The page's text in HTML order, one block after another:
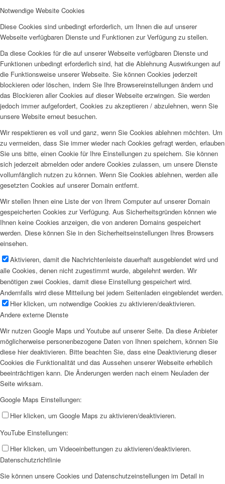
Notwendige Website Cookies
Diese Cookies sind unbedingt erforderlich, um Ihnen die auf unserer
Webseite verfügbaren Dienste und Funktionen zur Verfügung zu stellen.
Da diese Cookies für die auf unserer Webseite verfügbaren Dienste und
Funktionen unbedingt erforderlich sind, hat die Ablehnung Auswirkungen auf
die Funktionsweise unserer Webseite. Sie können Cookies jederzeit
blockieren oder löschen, indem Sie Ihre Browsereinstellungen ändern und
das Blockieren aller Cookies auf dieser Webseite erzwingen. Sie werden
jedoch immer aufgefordert, Cookies zu akzeptieren / abzulehnen, wenn Sie
unsere Website erneut besuchen.
Wir respektieren es voll und ganz, wenn Sie Cookies ablehnen möchten. Um
zu vermeiden, dass Sie immer wieder nach Cookies gefragt werden, erlauben
Sie uns bitte, einen Cookie für Ihre Einstellungen zu speichern. Sie können
sich jederzeit abmelden oder andere Cookies zulassen, um unsere Dienste
vollumfänglich nutzen zu können. Wenn Sie Cookies ablehnen, werden alle
gesetzten Cookies auf unserer Domain entfernt.
Wir stellen Ihnen eine Liste der von Ihrem Computer auf unserer Domain
gespeicherten Cookies zur Verfügung. Aus Sicherheitsgründen können wie
Ihnen keine Cookies anzeigen, die von anderen Domains gespeichert
werden. Diese können Sie in den Sicherheitseinstellungen Ihres Browsers
einsehen.
Aktivieren, damit die Nachrichtenleiste dauerhaft ausgeblendet wird und
alle Cookies, denen nicht zugestimmt wurde, abgelehnt werden. Wir
benötigen zwei Cookies, damit diese Einstellung gespeichert wird.
Andernfalls wird diese Mitteilung bei jedem Seitenladen eingeblendet werden.
Hier klicken, um notwendige Cookies zu aktivieren/deaktivieren.
Andere externe Dienste
Wir nutzen Google Maps und Youtube auf unserer Seite. Da diese Anbieter
möglicherweise personenbezogene Daten von Ihnen speichern, können Sie
diese hier deaktivieren. Bitte beachten Sie, dass eine Deaktivierung dieser
Cookies die Funktionalität und das Aussehen unserer Webseite erheblich
beeinträchtigen kann. Die Änderungen werden nach einem Neuladen der
Seite wirksam.
Google Maps Einstellungen:
Hier klicken, um Google Maps zu aktivieren/deaktivieren.
YouTube Einstellungen:
Hier klicken, um Videoeinbettungen zu aktivieren/deaktivieren.
Datenschutzrichtlinie
Sie können unsere Cookies und Datenschutzeinstellungen im Detail in